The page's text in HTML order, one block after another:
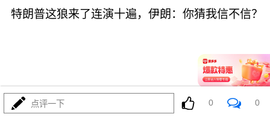
特朗普这狼来了连演十遍，伊朗：你猜我信不信？
最热 阅读 5340
点评一下 0 0